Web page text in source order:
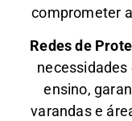
comprometer
Redes de
ensino,
varandas e